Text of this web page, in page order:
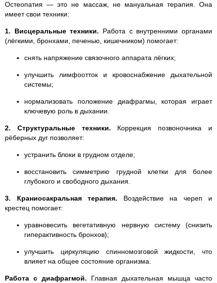
Остеопатия — это не массаж, не мануальная терапия. Она
имеет свои техники:
1. Висцеральные техники. Работа с внутренними органами
(лёгкими, бронхами, печенью, кишечником) помогает:
снять напряжение связочного аппарата лёгких;
улучшить лимфоотток и кровоснабжение дыхательной
системы;
нормализовать положение диафрагмы, которая играет
ключевую роль в дыхании.
2. Структуральные техники. Коррекция позвоночника и
рёберных дуг позволяет:
устранить блоки в грудном отделе;
восстановить симметрию грудной клетки для более
глубокого и свободного дыхания.
3. Краниосакральная терапия. Воздействие на череп и
крестец помогает:
уравновесить вегетативную нервную систему (снизить
гиперактивность бронхов);
улучшить циркуляцию спинномозговой жидкости, что
влияет на общее состояние организма.
Работа с диафрагмой. Главная дыхательная мышца часто